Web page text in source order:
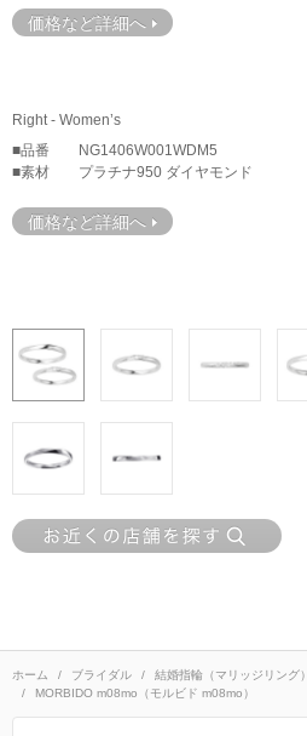
価格など詳細へ
Right - Women’s
■品番
NG1406W001WDM5
■素材
プラチナ950 ダイヤモンド
価格など詳細へ
ホーム ブライダル 結婚指輪（マリッジリング）
MORBIDO m08mo（モルビド m08mo）